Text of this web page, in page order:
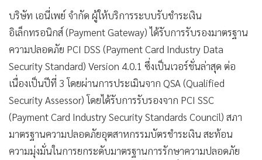
ต่างประเทศ
• Special Scoop
เศรษฐกิจ-ธุรกิจ
•
• ชุมชน-คุณภาพชีวิต
• อาชญากรรม
• Motoring
• เกม
• วิทยาศาสตร์
บริษัท เอนี่เพย์ จำกัด ผู้ให้บริการระบบรับชำระเงิน
อิเล็กทรอนิกส์ (Payment Gateway) ได้รับการรับรองมาตรฐาน
ความปลอดภัย PCI DSS (Payment Card Industry Data
Security Standard) Version 4.0.1 ซึ่งเป็นเวอร์ชั่นล่าสุด ต่อ
เนื่องเป็นปีที่ 3 โดยผ่านการประเมินจาก QSA (Qualified
Security Assessor) โดยได้รับการรับรองจาก PCI SSC
(Payment Card Industry Security Standards Council) สภา
มาตรฐานความปลอดภัยอุตสาหกรรมบัตรชำระเงิน สะท้อน
ความมุ่งมั่นในการยกระดับมาตรฐานการรักษาความปลอดภัย